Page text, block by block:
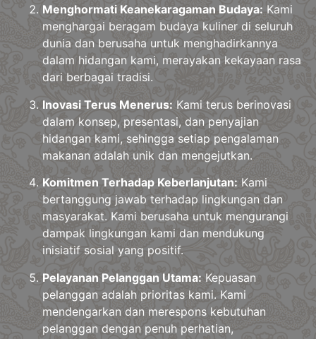
Menghormati Keanekaragaman Budaya: Kami
menghargai beragam budaya kuliner di seluruh
dunia dan berusaha untuk menghadirkannya
dalam hidangan kami, merayakan kekayaan rasa
dari berbagai tradisi.
Inovasi Terus Menerus: Kami terus berinovasi
dalam konsep, presentasi, dan penyajian
hidangan kami, sehingga setiap pengalaman
makanan adalah unik dan mengejutkan.
Komitmen Terhadap Keberlanjutan: Kami
bertanggung jawab terhadap lingkungan dan
masyarakat. Kami berusaha untuk mengurangi
dampak lingkungan kami dan mendukung
inisiatif sosial yang positif.
Pelayanan Pelanggan Utama: Kepuasan
pelanggan adalah prioritas kami. Kami
mendengarkan dan merespons kebutuhan
pelanggan dengan penuh perhatian,